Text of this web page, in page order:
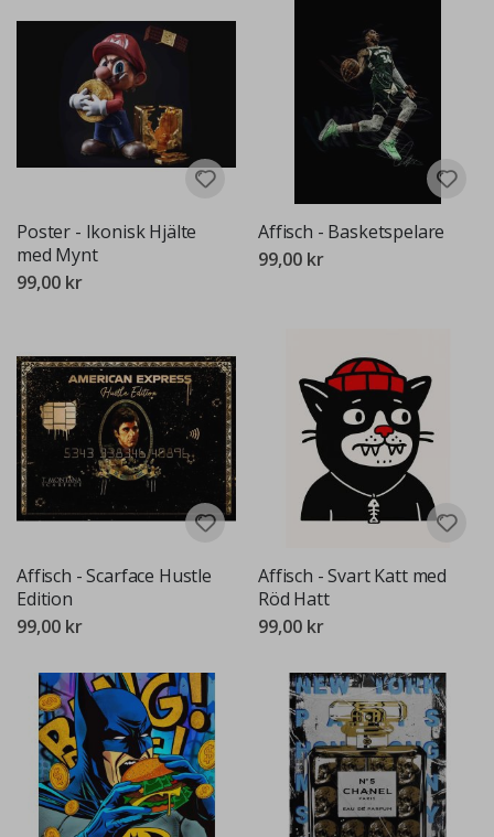
Poster - Ikonisk Hjälte
med Mynt
99,00 kr
Affisch - Basketspelare
99,00 kr
Affisch - Scarface Hustle
Edition
99,00 kr
Affisch - Svart Katt med
Röd Hatt
99,00 kr